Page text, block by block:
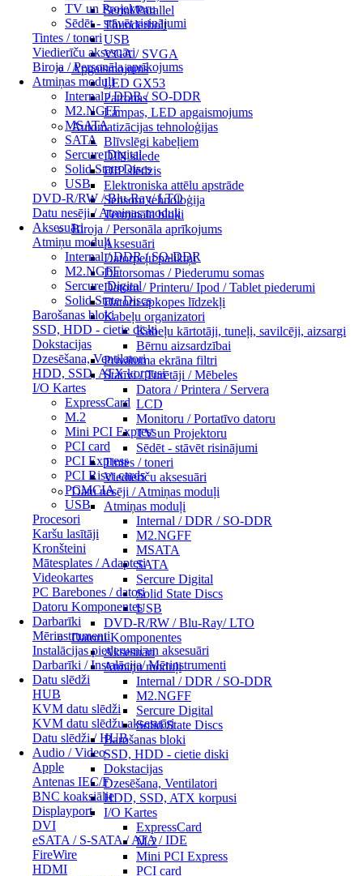
TV un Projektoru
Sēdēt - stāvēt risinājumi
Tintes / toneri
Viedierīču aksesuāri
Biroja / Personāla aprīkojums
Atmiņas moduļi
Internal / DDR / SO-DDR
M2.NGFF
MSATA
SATA
Sercure Digital
Solid State Discs
USB
DVD-R/RW / Blu-Ray/ LTO
Datu nesēji / Atmiņas moduļi
Aksesuāri
Atmiņu moduļi
Internal / DDR / SO-DDR
M2.NGFF
Sercure Digital
Solid State Discs
Barošanas bloki
SSD, HDD - cietie diski
Dokstacijas
Dzesēšana, Ventilatori
HDD, SSD, ATX korpusi
I/O Kartes
ExpressCard
M.2
Mini PCI Express
PCI card
PCI Express
PCI Riser cards
PCMCIA
USB
Procesori
Karšu lasītāji
Kronšteini
Mātesplates / Adapteri
Videokartes
PC Barebones / datori
Datoru Komponentes
Darbarīki
Mērinstrumenti
Instalācijas piederumi un aksesuāri
Darbarīki / Instalācija/ Mērinstrumenti
Datu slēdži
HUB
KVM datu slēdži
KVM datu slēdžu aksesuāri
Datu slēdži / HUB
Audio / Video
Apple
Antenas IEC/F
BNC koaksiālie
Displayport
DVI
eSATA / S-SATA / ATA / IDE
FireWire
HDMI
Serial/Parallel
Thunderbolt
USB
VGA / SVGA
Apgaismojums
LED GX53
Patronas
Lampas, LED apgaismojums
Automatizācijas tehnoloģijas
Blīvslēgi kabeļiem
DIN sliede
DIP slēdzis
Elektroniska attēlu apstrāde
Sensoru tehnoloģija
Termināla bloki
Biroja / Personāla aprīkojums
Aksesuāri
Datorpeļu paliktņi
Datorsomas / Piederumu somas
Datoru / Printeru/ Ipod / Tablet piederumi
Datoru apkopes līdzekļi
Kabeļu organizatori
Kabeļu kārtotāji, tuneļi, savilcēji, aizsargi
Bērnu aizsardzībai
Privātuma ekrāna filtri
Statīvi / Turētāji / Mēbeles
Datora / Printera / Servera
LCD
Monitoru / Portatīvo datoru
TV un Projektoru
Sēdēt - stāvēt risinājumi
Tintes / toneri
Viedierīču aksesuāri
Datu nesēji / Atmiņas moduļi
Atmiņas moduļi
Internal / DDR / SO-DDR
M2.NGFF
MSATA
SATA
Sercure Digital
Solid State Discs
USB
DVD-R/RW / Blu-Ray/ LTO
Datoru Komponentes
Aksesuāri
Atmiņu moduļi
Internal / DDR / SO-DDR
M2.NGFF
Sercure Digital
Solid State Discs
Barošanas bloki
SSD, HDD - cietie diski
Dokstacijas
Dzesēšana, Ventilatori
HDD, SSD, ATX korpusi
I/O Kartes
ExpressCard
M.2
Mini PCI Express
PCI card